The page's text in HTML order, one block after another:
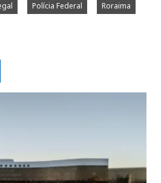
Polícia Federal
Roraima